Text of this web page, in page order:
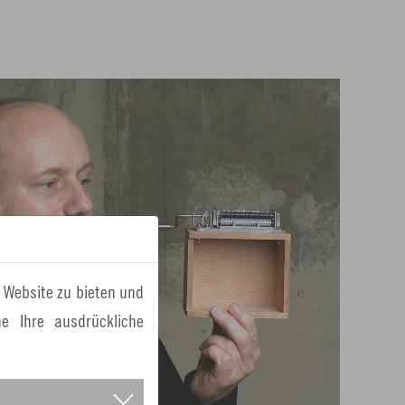
zu bieten und
Ihre ausdrückliche